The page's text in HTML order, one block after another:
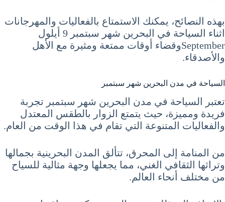
بهذه النصائح، يمكنك الاستمتاع بالفعاليات والمهرجانات
اثناء السياحة في البحرين شهر سبتمبر 9 أيلول
Septemberوقضاء أوقات ممتعة ومثيرة مع الأهل
والأصدقاء.
السياحة في مدن البحرين شهر سبتمبر
تعتبر السياحة في مدن البحرين شهر سبتمبر تجربة
فريدة ومميزة، حيث يتمتع الزوار بالطقس المعتدل
والفعاليات المتنوعة التي تقام في هذا الوقت من العام.
من المنامة إلى المحرق، تتألق المدن البحرينية بجمالها
وتراثها الثقافي الغني، مما يجعلها وجهة مثالية للسياح
من مختلف أنحاء العالم.